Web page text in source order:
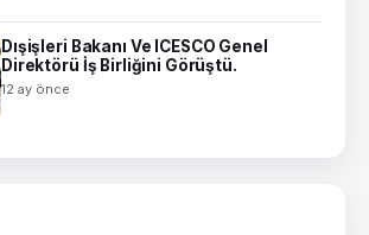
Dışişleri Bakanı Ve ICESCO Genel
Direktörü İş Birliğini Görüştü.
12 ay önce